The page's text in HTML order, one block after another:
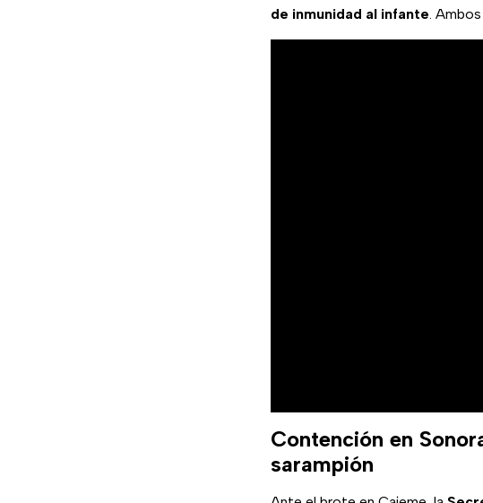
de inmunidad al infante.
Contención en
sarampión